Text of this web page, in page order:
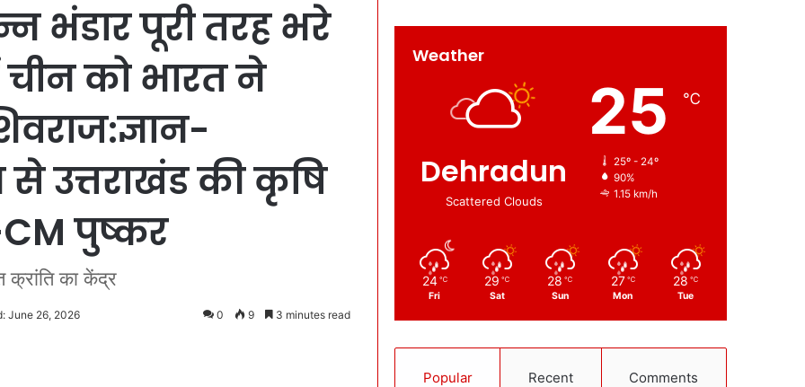
भंडार पूरी तरह भरे
को भारत ने
उत्तराखंड की कृषि
पुष्कर
का केंद्र
June 26, 2026 0 9 3 minutes read
Weather
Dehradun
Scattered Clouds
25 ℃
25º - 24º
90%
1.15 km/h
24 ℃
Fri
29 ℃
Sat
28 ℃
Sun
27 ℃
Mon
28 ℃
Tue
Popular Recent Comments